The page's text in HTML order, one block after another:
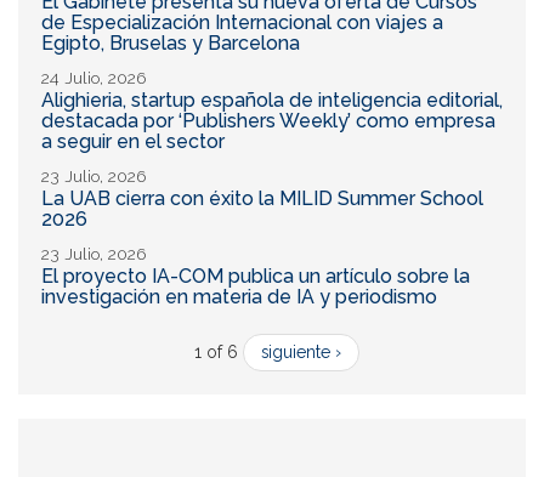
de Especialización Internacional con viajes a
Egipto, Bruselas y Barcelona
24 Julio, 2026
Alighieria, startup española de inteligencia editorial,
destacada por ‘Publishers Weekly’ como empresa
a seguir en el sector
23 Julio, 2026
La UAB cierra con éxito la MILID Summer School
2026
23 Julio, 2026
El proyecto IA-COM publica un artículo sobre la
investigación en materia de IA y periodismo
1 of 6 siguiente ›